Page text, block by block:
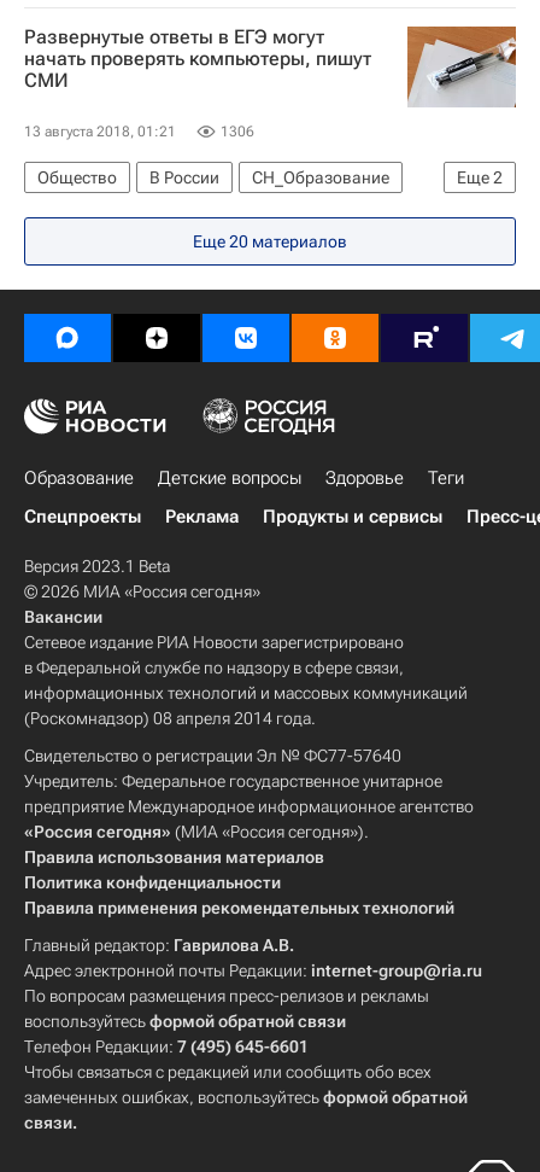
Социальное волонтерство - Школа волонтера
Культурное волонтерство - Школа волонтера
Москва
Волонтерство в России
Развернутые ответы в ЕГЭ могут
начать проверять компьютеры, пишут
СМИ
13 августа 2018, 01:21 1306
Еще2
Общество В России
СН_Образование
Единый государственный экзамен (ЕГЭ)
Еще 20 материалов
Образование Детские вопросы Здоровье
Теги
Спецпроекты
Реклама Продукты и сервисы Пресс-
Версия 2023.1 Beta
© 2026 МИА «Россия сегодня»
Вакансии
Сетевое издание РИА Новости зарегистрировано
в Федеральной службе по надзору в сфере связи,
информационных технологий и массовых коммуникаций
(Роскомнадзор) 08 апреля 2014 года.
Свидетельство о регистрации Эл № ФС77-57640
Учредитель: Федеральное государственное унитарное
предприятие Международное информационное агентство
«Россия сегодня» (МИА «Россия сегодня»).
Правила использования материалов
Политика конфиденциальности
Правила применения рекомендательных технологий
Главный редактор: Гаврилова А.В.
Адрес электронной почты Редакции: internet-group@ria.ru
По вопросам размещения пресс-релизов и рекламы
воспользуйтесьформой обратной связи
Телефон Редакции: 7 (495) 645-6601
Чтобы связаться с редакцией или сообщить обо всех
замеченных ошибках, воспользуйтесьформой обратной
связи.